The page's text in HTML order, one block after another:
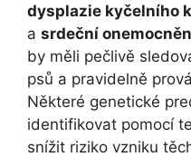
dysplazie kyčelního
a srdeční
by měli pečlivě
psů a pravidelně
Některé genetické
identifikovat pomocí
snížit riziko vzniku